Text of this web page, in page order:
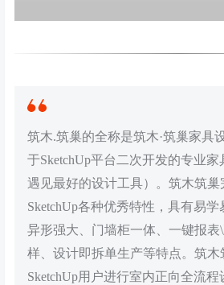
筑木.筑巢的全称是筑木·筑巢家具
于SketchUp平台二次开发的专业
遇见最好的设计工具）。筑木筑巢
SketchUp各种优秀特性，具有易学
异形强大、门墙柜一体、一键报表
样、设计即拆单生产等特点。筑木
SketchUp用户进行室内正向全流